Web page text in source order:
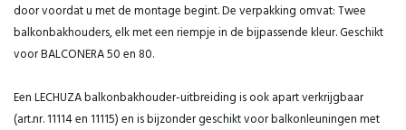
door voordat u met de montage begint. De verpakking omvat: Twee
balkonbakhouders, elk met een riempje in de bijpassende kleur. Geschikt
voor BALCONERA 50 en 80.
Een LECHUZA balkonbakhouder-uitbreiding is ook apart verkrijgbaar
(art.nr. 11114 en 11115) en is bijzonder geschikt voor balkonleuningen met